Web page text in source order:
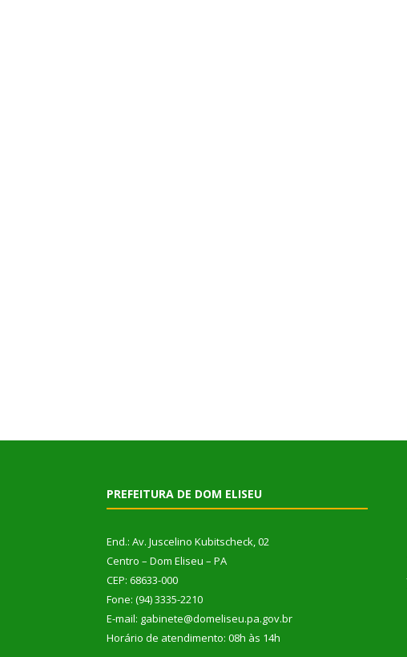
PREFEITURA DE DOM ELISEU
End.: Av. Juscelino Kubitscheck, 02
Centro – Dom Eliseu – PA
CEP: 68633-000
Fone: (94) 3335-2210
E-mail: gabinete@domeliseu.pa.gov.br
Horário de atendimento: 08h às 14h